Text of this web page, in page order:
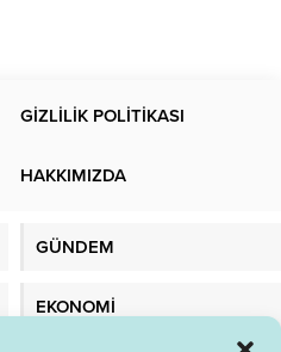
GİZLİLİK POLİTİKASI
HAKKIMIZDA
GÜNDEM
EKONOMİ